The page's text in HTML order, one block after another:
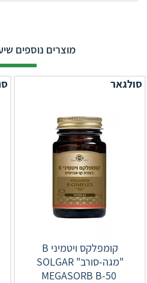
מוצרים נוספים
סולגאר
קומפלקס ויטמיני B
"מגה-סורב" ‎SOLGAR‎
‎MEGASORB‎ ‎B‎-‎50‎ ‎